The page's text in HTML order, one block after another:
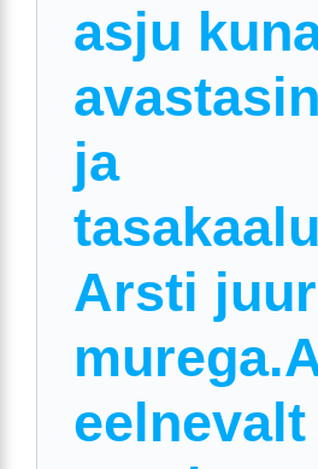
asju
ja
Arsti